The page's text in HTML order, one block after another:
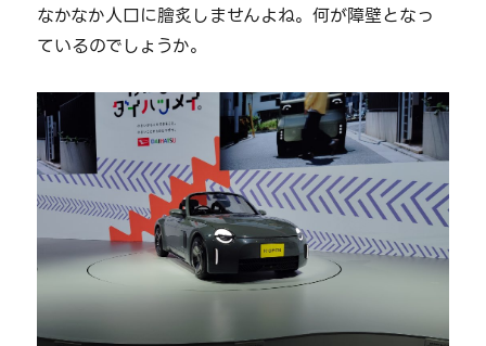
なかなか人口に膾炙しませんよね。何が障壁となっ
ているのでしょうか。